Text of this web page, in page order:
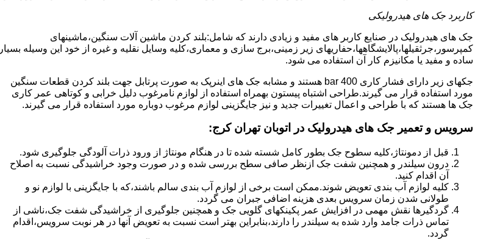
کاربرد جک های هیدرولیکی
جک های هیدرولیک در صنایع کاربر های مفید و زیادی دارند که شامل:بلند کردن ماشین آلات سنگین،ماشینهای
کمپرسور،جرثقیلها،پالایشگاهها،حفاریهای زیر زمینی،برج سازی و معماری،کلیه وسایل نقلیه و غیره از خود این وسیله بسیار
ساده و مفید یا مکانیزم کار آن استفاده می شود.
جکهای زیر دارای فشار کاری 400 bar هستند و مشابه جک های اینرپک به صورت پرتابل جهت بلند کردن قطعات سنگین
مورد استفاده قرار می گیرند.طراحی اشتباه پیستون بهمراه استفاده از لوازم نامرغوب دلیل خرابی و کوتاهی عمر کاری
جک ها هستند که با طراحی و اعمال تغییرات جدید و نیز جایگزینی لوازم مرغوب دوباره مورد استفاده قرار می گیرند.
سرویس و تعمیر جک های هیدرولیک در اتوبان تهران کرج:
قبل از دمونتاژ،کلیه سطوح جک بطور کامل شسته شده تا در هنگام مونتاژ از ورود ذرات آلودگی جلوگیری شود.
درون سیلندر و همچنین شفت جک ازنظر صافی سطح بررسی شده و در صورت وجود خراشیدگی نسبت به اصلاح
آن اقدام کنید.
کلیه لوازم آب بندی تعویض شوند.ممکن است برخی از لوازم آب بندی سالم باشند،که با جایگزینی با لوازم نو و
طولانی شدن زمان سرویس بعدی هزینه اضافی جبران می گردد.
گردگیرها نقش مهمی در افزایش عمر پکینکهای گلویی جک و همچنین جلوگیری از خراشیدگی شفت جک،ناشی از
تماس ذرات جامد وارد شده به سیلندر را دارند،بنابراین بهتر است نسبت به تعویض آنها در هر نوبت سرویس،اقدام
گردد.